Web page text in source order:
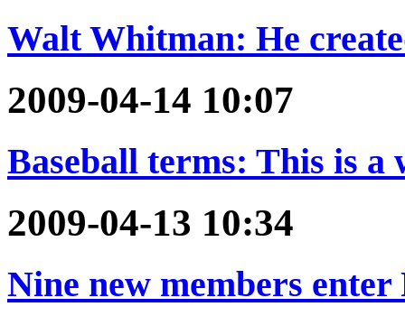
Walt Whitman: He
2009-04-14 10:07
Baseball terms: This is a
2009-04-13 10:34
Nine new members